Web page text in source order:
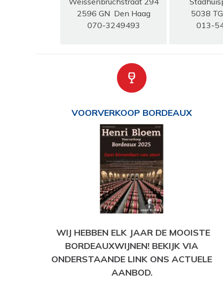
2596 GN Den Haag
070-3249493
5038
013-
VOORVERKOOP BORDEAUX
WIJ HEBBEN ELK JAAR DE MOOISTE
BORDEAUXWIJNEN! BEKIJK VIA
ONDERSTAANDE LINK ONS ACTUELE
AANBOD.